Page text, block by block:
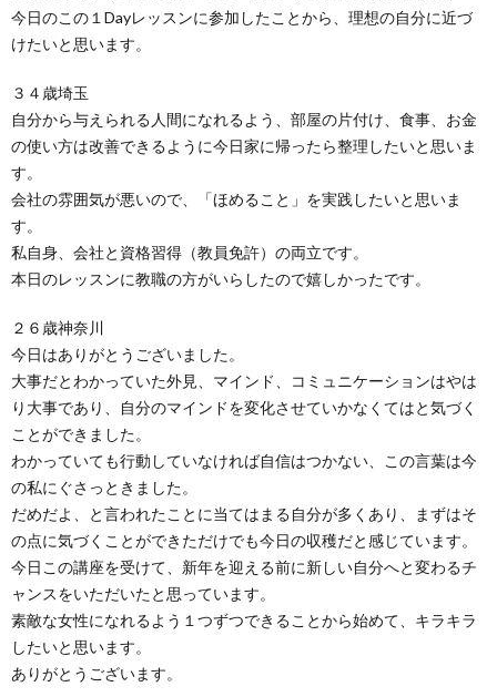
今日のこの１Dayレッスンに参加したことから、理想の自分に近づ
けたいと思います。
３４歳埼玉
自分から与えられる人間になれるよう、部屋の片付け、食事、お金
の使い方は改善できるように今日家に帰ったら整理したいと思いま
す。
会社の雰囲気が悪いので、「ほめること」を実践したいと思いま
す。
私自身、会社と資格習得（教員免許）の両立です。
本日のレッスンに教職の方がいらしたので嬉しかったです。
２６歳神奈川
今日はありがとうございました。
大事だとわかっていた外見、マインド、コミュニケーションはやは
り大事であり、自分のマインドを変化させていかなくてはと気づく
ことができました。
わかっていても行動していなければ自信はつかない、この言葉は今
の私にぐさっときました。
だめだよ、と言われたことに当てはまる自分が多くあり、まずはそ
の点に気づくことができただけでも今日の収穫だと感じています。
今日この講座を受けて、新年を迎える前に新しい自分へと変わるチ
ャンスをいただいたと思っています。
素敵な女性になれるよう１つずつできることから始めて、キラキラ
したいと思います。
ありがとうございます。